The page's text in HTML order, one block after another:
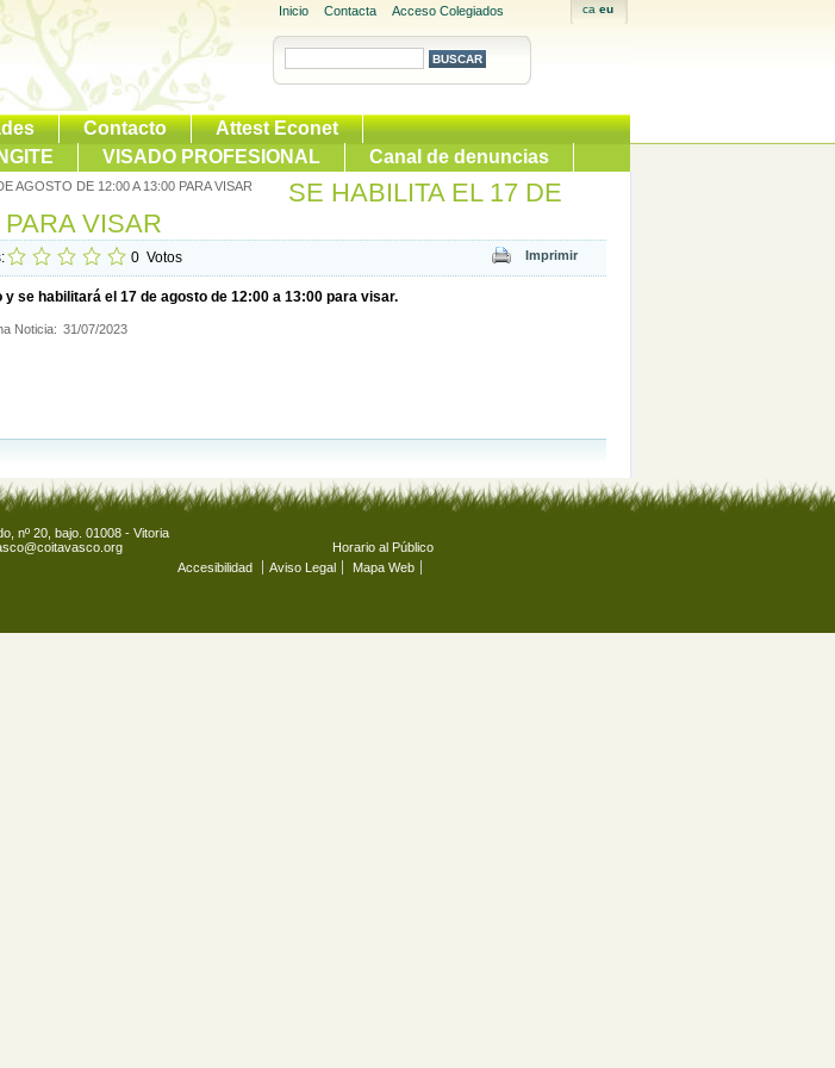
Inicio Contacta Acceso Colegiados
Contacto
Attest Econet
VISADO PROFESIONAL Canal de denuncias
AGOSTO DE 12:00 A 13:00 PARA VISAR
SE HABILITA EL 17 DE
VISAR
0 Votos
se habilitará el 17 de agosto de 12:00 a 13:00 para visar.
Noticia: 31/07/2023
nº 20, bajo. 01008 - Vitoria
Horario al Público
Accesibilidad Aviso Legal Mapa Web